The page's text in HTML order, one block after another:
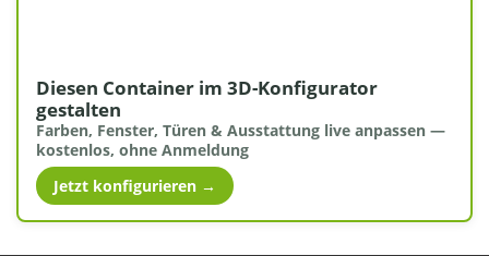
Diesen Container im 3D-Konfigurator
gestalten
Farben, Fenster, Türen & Ausstattung live anpassen —
kostenlos, ohne Anmeldung
Jetzt konfigurieren →